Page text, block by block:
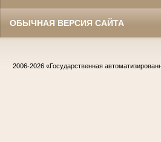
ОБЫЧНАЯ ВЕРСИЯ САЙТА
2006-2026 «Государственная